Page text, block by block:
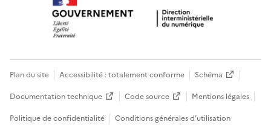
Plan du site Accessibilité : totalement conforme
Schéma
Documentation technique
Code source
Mentions légales
Politique de confidentialité
Conditions générales d’utilisation